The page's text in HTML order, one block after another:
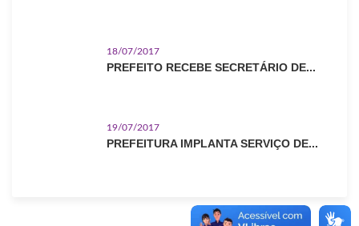
18/07/2017
PREFEITO RECEBE SECRETÁRIO DE...
19/07/2017
PREFEITURA IMPLANTA SERVIÇO DE...